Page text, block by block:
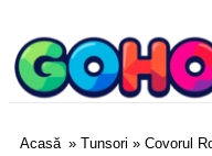
Acasă » Tunsori » Covorul